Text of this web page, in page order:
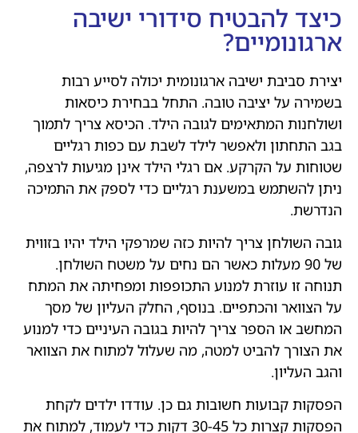
כיצד להבטיח סידורי ישיבה
ארגונומיים?
יצירת סביבת ישיבה ארגונומית יכולה לסייע רבות
בשמירה על יציבה טובה. התחל בבחירת כיסאות
ושולחנות המתאימים לגובה הילד. הכיסא צריך לתמוך
בגב התחתון ולאפשר לילד לשבת עם כפות רגליים
שטוחות על הקרקע. אם רגלי הילד אינן מגיעות לרצפה,
ניתן להשתמש במשענת רגליים כדי לספק את התמיכה
הנדרשת.
גובה השולחן צריך להיות כזה שמרפקי הילד יהיו בזווית
של 90 מעלות כאשר הם נחים על משטח השולחן.
תנוחה זו עוזרת למנוע התכופפות ומפחיתה את המתח
על הצוואר והכתפיים. בנוסף, החלק העליון של מסך
המחשב או הספר צריך להיות בגובה העיניים כדי למנוע
את הצורך להביט למטה, מה שעלול למתוח את הצוואר
והגב העליון.
הפסקות קבועות חשובות גם כן. עודדו ילדים לקחת
הפסקות קצרות כל 30-45 דקות כדי לעמוד, למתוח את